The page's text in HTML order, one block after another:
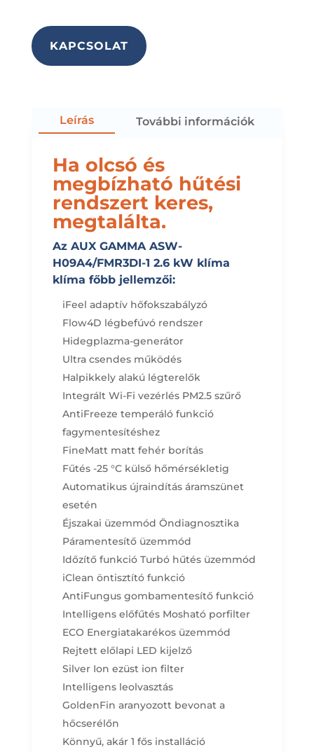
KAPCSOLAT
Leírás További információk
Ha olcsó és
megbízható hűtési
rendszert keres,
megtalálta.
Az AUX GAMMA ASW-
H09A4/FMR3DI-1 2.6 kW klíma
klíma főbb jellemzői:
iFeel adaptív hőfokszabályzó
Flow4D légbefúvó rendszer
Hidegplazma-generátor
Ultra csendes működés
Halpikkely alakú légterelők
Integrált Wi-Fi vezérlés PM2.5 szűrő
AntiFreeze temperáló funkció
fagymentesítéshez
FineMatt matt fehér borítás
Fűtés -25 °C külső hőmérsékletig
Automatikus újraindítás áramszünet
esetén
Éjszakai üzemmód Öndiagnosztika
Páramentesítő üzemmód
Időzítő funkció Turbó hűtés üzemmód
iClean öntisztító funkció
AntiFungus gombamentesítő funkció
Intelligens előfűtés Mosható porfilter
ECO Energiatakarékos üzemmód
Rejtett előlapi LED kijelző
Silver Ion ezüst ion filter
Intelligens leolvasztás
GoldenFin aranyozott bevonat a
hőcserélőn
Könnyű, akár 1 fős installáció